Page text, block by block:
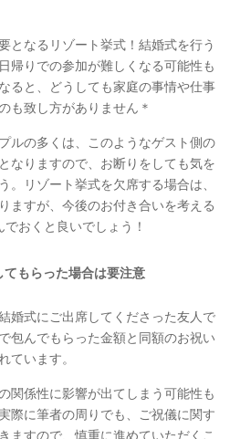
となるリゾート挙式！結婚式を行う
帰りでの参加が難しくなる可能性も
ると、どうしても家庭の事情や仕事
も致し方がありません＊
ルの多くは、このようなゲスト側の
なりますので、お断りをしても気を
。リゾート挙式を欠席する場合は、
ますが、今後のお付き合いを考える
おくと良いでしょう！
てもらった場合は要注意
婚式にご出席してくださった友人で
包んでもらった金額と同額のお祝い
ています。
関係性に影響が出てしまう可能性も
際に筆者の周りでも、ご祝儀に関す
ますので、慎重に進めていただくこ